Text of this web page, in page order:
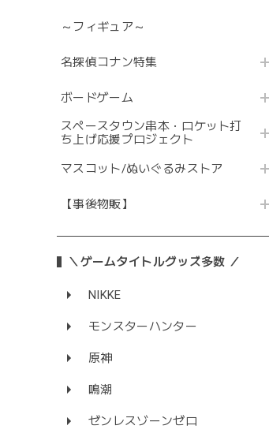
～フィギュア～
名探偵コナン特集
ボードゲーム
スペースタウン串本・ロケット打
ち上げ応援プロジェクト
マスコット/ぬいぐるみストア
【事後物販】
＼ゲームタイトルグッズ多数 ／
NIKKE
モンスターハンター
原神
鳴潮
ゼンレスゾーンゼロ